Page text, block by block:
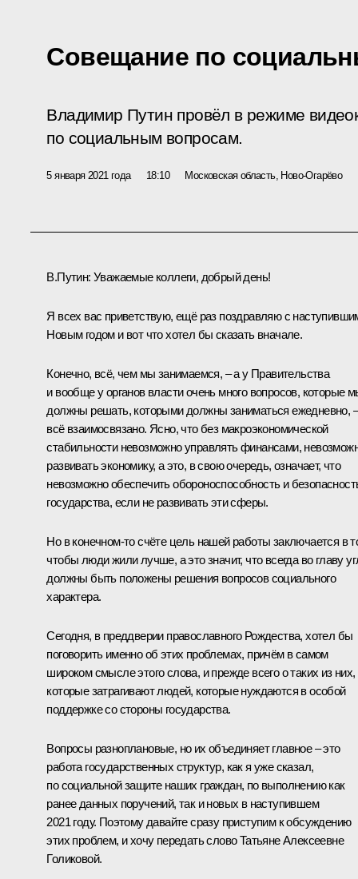
Совещание по
Владимир Путин провёл в режиме
по социальным вопросам.
5 января 2021 года 18:10 Московская область, Ново-Огарёво
В.Путин: Уважаемые коллеги, добрый день!
Я всех вас приветствую, ещё раз поздравляю с
Новым годом и вот что хотел бы сказать вначале.
Конечно, всё, чем мы занимаемся, – а у Правительства
и вообще у органов власти очень много вопросов, которые
должны решать, которыми должны заниматься ежедневно, –
всё взаимосвязано. Ясно, что без макроэкономической
стабильности невозможно управлять финансами,
развивать экономику, а это, в свою очередь, означает, что
невозможно обеспечить обороноспособность и
государства, если не развивать эти сферы.
Но в конечном-то счёте цель нашей работы заключается в
чтобы люди жили лучше, а это значит, что всегда во главу
должны быть положены решения вопросов социального
характера.
Сегодня, в преддверии православного Рождества, хотел бы
поговорить именно об этих проблемах, причём в самом
широком смысле этого слова, и прежде всего о таких из них,
которые затрагивают людей, которые нуждаются в особой
поддержке со стороны государства.
Вопросы разноплановые, но их объединяет главное – это
работа государственных структур, как я уже сказал,
по социальной защите наших граждан, по выполнению как
ранее данных поручений, так и новых в наступившем
2021 году. Поэтому давайте сразу приступим к обсуждению
этих проблем, и хочу передать слово Татьяне Алексеевне
Голиковой.